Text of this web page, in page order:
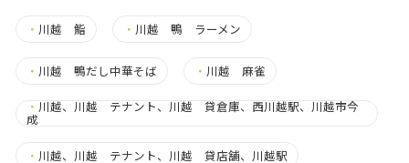
・ 川越 鮨 ・ 川越 鴨 ラーメン
・ 川越 鴨だし中華そば ・ 川越 麻雀
・ 川越、川越 テナント、川越 貸倉庫、西川越駅、川越市今
成
・ 川越、川越 テナント、川越 貸店舗、川越駅